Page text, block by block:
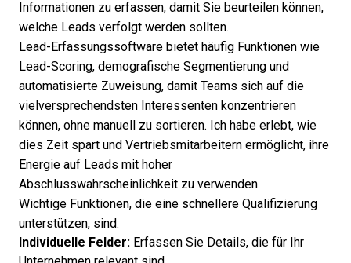
Informationen zu erfassen, damit Sie beurteilen können,
welche Leads verfolgt werden sollten.
Lead-Erfassungssoftware bietet häufig Funktionen wie
Lead-Scoring, demografische Segmentierung und
automatisierte Zuweisung, damit Teams sich auf die
vielversprechendsten Interessenten konzentrieren
können, ohne manuell zu sortieren. Ich habe erlebt, wie
dies Zeit spart und Vertriebsmitarbeitern ermöglicht, ihre
Energie auf Leads mit hoher
Abschlusswahrscheinlichkeit zu verwenden.
Wichtige Funktionen, die eine schnellere Qualifizierung
unterstützen, sind:
Individuelle Felder: Erfassen Sie Details, die für Ihr